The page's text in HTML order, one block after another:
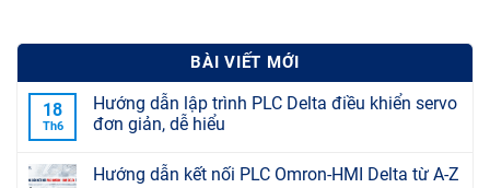
BÀI VIẾT MỚI
18
Th6
Hướng dẫn lập trình PLC Delta điều khiển servo
đơn giản, dễ hiểu
Hướng dẫn kết nối PLC Omron-HMI Delta từ A-Z